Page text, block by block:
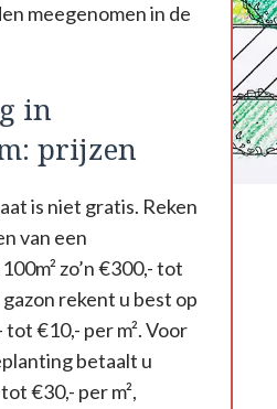
meegenomen in de
in
prijzen
is niet gratis. Reken
van een
zo’n €300,- tot
rekent u best op
tot €10,- per m². Voor
betaalt u
€30,- per m²,